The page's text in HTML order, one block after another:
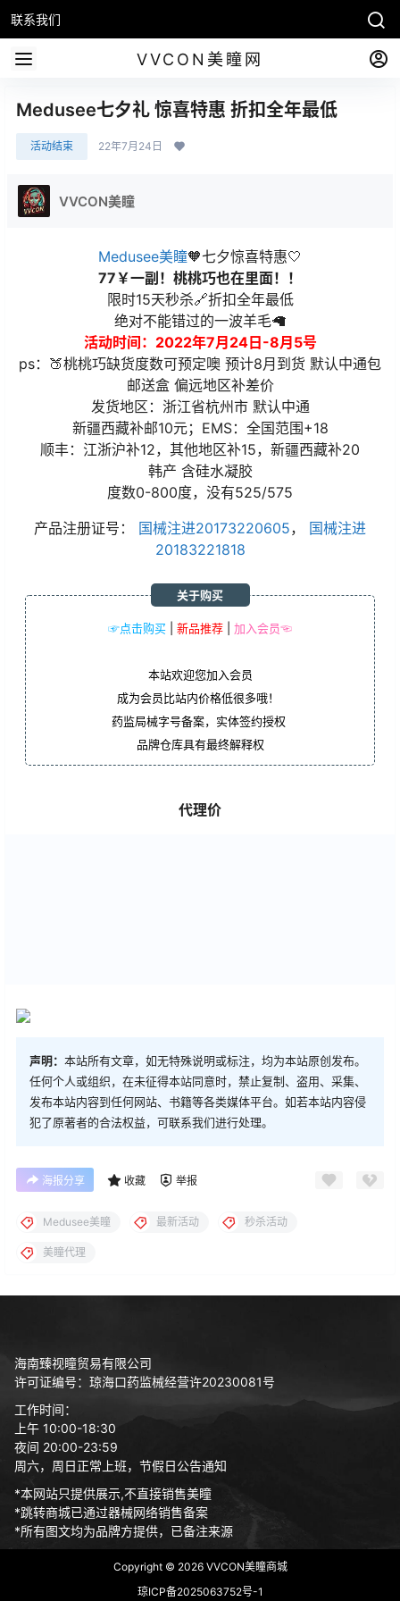
联系我们
VVCON美瞳网
Medusee七夕礼 惊喜特惠 折扣全年最低
活动结束 22年7月24日
VVCON美瞳
Medusee美瞳🧡七夕惊喜特惠🤍
77￥一副！桃桃巧也在里面！！
限时15天秒杀🔗折扣全年最低
绝对不能错过的一波羊毛🦙
活动时间：2022年7月24日-8月5号
ps：🍑桃桃巧缺货度数可预定噢 预计8月到货 默认中通包
邮送盒 偏远地区补差价
发货地区：浙江省杭州市 默认中通
新疆西藏补邮10元；EMS：全国范围+18
顺丰：江浙沪补12，其他地区补15，新疆西藏补20
韩产 含硅水凝胶
度数0-800度，没有525/575
产品注册证号： 国械注进20173220605， 国械注进
20183221818
☞点击购买 新品推荐 加入会员☜
关于购买
本站欢迎您加入会员
成为会员比站内价格低很多哦！
药监局械字号备案，实体签约授权
品牌仓库具有最终解释权
代理价
声明： 本站所有文章，如无特殊说明或标注，均为本站原创发布。
任何个人或组织，在未征得本站同意时，禁止复制、盗用、采集、
发布本站内容到任何网站、书籍等各类媒体平台。如若本站内容侵
犯了原著者的合法权益，可联系我们进行处理。
海报分享 收藏 举报
Medusee美瞳 最新活动 秒杀活动
美瞳代理
海南臻视瞳贸易有限公司
许可证编号：琼海口药监械经营许20230081号
工作时间：
上午 10:00-18:30
夜间 20:00-23:59
周六，周日正常上班，节假日公告通知
*本网站只提供展示,不直接销售美瞳
*跳转商城已通过器械网络销售备案
*所有图文均为品牌方提供，已备注来源
Copyright © 2026VVCON美瞳商城
琼ICP备2025063752号-1